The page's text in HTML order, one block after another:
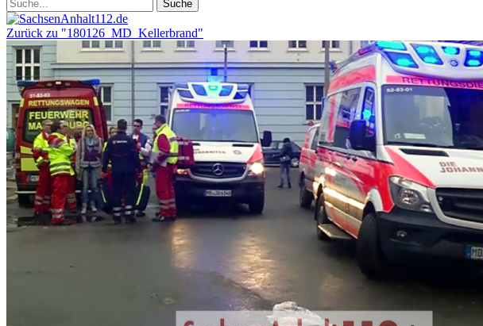
Zurück zu "180126_MD_Kellerbrand"